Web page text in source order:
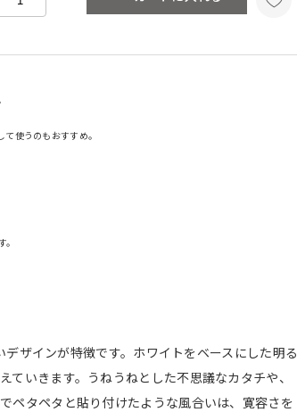
使うのもおすすめ。
ザインが特徴です。ホワイトをベースにした明る
いきます。うねうねとした不思議なカタチや、
ペタペタと貼り付けたような風合いは、寛容さを